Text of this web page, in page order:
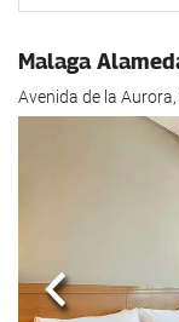
Malaga
Avenida de la
Poprzedni